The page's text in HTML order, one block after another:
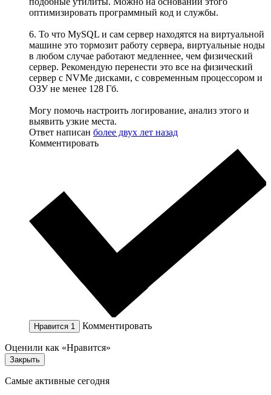
оптимизировать программный код и службы.
6. То что MySQL и сам сервер находятся на виртуальной
машине это тормозит работу сервера, виртуальные ноды
в любом случае работают медленнее, чем физический
сервер. Рекомендую перенести это все на физический
сервер с NVMe дисками, с современным процессором и
ОЗУ не менее 128 Гб.
Могу помочь настроить логирование, анализ этого и
выявить узкие места.
Ответ написан более двух лет назад
Комментировать
Нравится 1 Комментировать
Оценили как «Нравится»
Закрыть
Самые активные сегодня